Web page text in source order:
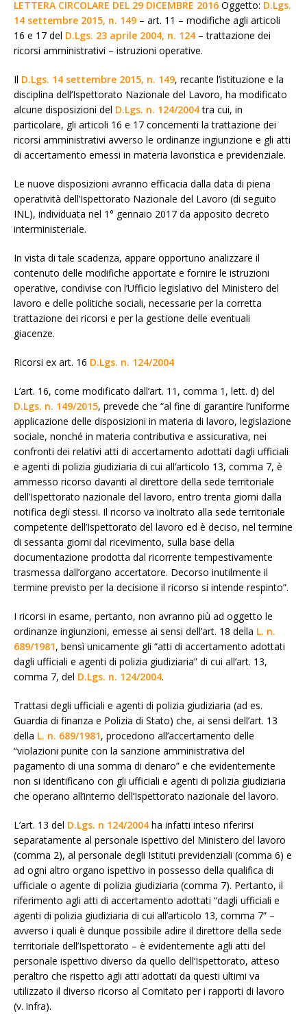
LETTERA CIRCOLARE DEL 29 DICEMBRE 2016 Oggetto: D.Lgs.
14 settembre 2015, n. 149 – art. 11 – modifiche agli articoli
16 e 17 del D.Lgs. 23 aprile 2004, n. 124 – trattazione dei
ricorsi amministrativi – istruzioni operative.
Il D.Lgs. 14 settembre 2015, n. 149, recante l’istituzione e la
disciplina dell’Ispettorato Nazionale del Lavoro, ha modificato
alcune disposizioni del D.Lgs. n. 124/2004tra cui, in
particolare, gli articoli 16 e 17 concernenti la trattazione dei
ricorsi amministrativi avverso le ordinanze ingiunzione e gli atti
di accertamento emessi in materia lavoristica e previdenziale.
Le nuove disposizioni avranno efficacia dalla data di piena
operatività dell’Ispettorato Nazionale del Lavoro (di seguito
INL), individuata nel 1° gennaio 2017 da apposito decreto
interministeriale.
In vista di tale scadenza, appare opportuno analizzare il
contenuto delle modifiche apportate e fornire le istruzioni
operative, condivise con l’Ufficio legislativo del Ministero del
lavoro e delle politiche sociali, necessarie per la corretta
trattazione dei ricorsi e per la gestione delle eventuali
giacenze.
Ricorsi ex art. 16 D.Lgs. n. 124/2004
L’art. 16, come modificato dall’art. 11, comma 1, lett. d) del
D.Lgs. n. 149/2015, prevede che “al fine di garantire l’uniforme
applicazione delle disposizioni in materia di lavoro, legislazione
sociale, nonché in materia contributiva e assicurativa, nei
confronti dei relativi atti di accertamento adottati dagli ufficiali
e agenti di polizia giudiziaria di cui all’articolo 13, comma 7, è
ammesso ricorso davanti al direttore della sede territoriale
dell’Ispettorato nazionale del lavoro, entro trenta giorni dalla
notifica degli stessi. Il ricorso va inoltrato alla sede territoriale
competente dell’Ispettorato del lavoro ed è deciso, nel termine
di sessanta giorni dal ricevimento, sulla base della
documentazione prodotta dal ricorrente tempestivamente
trasmessa dall’organo accertatore. Decorso inutilmente il
termine previsto per la decisione il ricorso si intende respinto”.
I ricorsi in esame, pertanto, non avranno più ad oggetto le
ordinanze ingiunzioni, emesse ai sensi dell’art. 18 della L. n.
689/1981, bensì unicamente gli “atti di accertamento adottati
dagli ufficiali e agenti di polizia giudiziaria” di cui all’art. 13,
comma 7, del D.Lgs. n. 124/2004.
Trattasi degli ufficiali e agenti di polizia giudiziaria (ad es.
Guardia di finanza e Polizia di Stato) che, ai sensi dell’art. 13
della L. n. 689/1981, procedono all’accertamento delle
“violazioni punite con la sanzione amministrativa del
pagamento di una somma di denaro” e che evidentemente
non si identificano con gli ufficiali e agenti di polizia giudiziaria
che operano all’interno dell’Ispettorato nazionale del lavoro.
L’art. 13 del D.Lgs. n 124/2004 ha infatti inteso riferirsi
separatamente al personale ispettivo del Ministero del lavoro
(comma 2), al personale degli Istituti previdenziali (comma 6) e
ad ogni altro organo ispettivo in possesso della qualifica di
ufficiale o agente di polizia giudiziaria (comma 7). Pertanto, il
riferimento agli atti di accertamento adottati “dagli ufficiali e
agenti di polizia giudiziaria di cui all’articolo 13, comma 7” –
avverso i quali è dunque possibile adire il direttore della sede
territoriale dell’Ispettorato – è evidentemente agli atti del
personale ispettivo diverso da quello dell’Ispettorato, atteso
peraltro che rispetto agli atti adottati da questi ultimi va
utilizzato il diverso ricorso al Comitato per i rapporti di lavoro
(v. infra).